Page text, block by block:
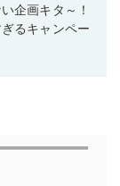
企画キタ～！
るキャンペー